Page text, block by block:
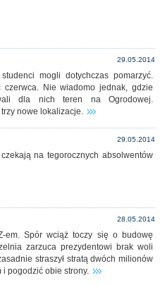
29.05.2014
mogli dotychczas pomarzyć.
Nie wiadomo jednak, gdzie
dla nich teren na Ogrodowej.
nowe lokalizacje.
29.05.2014
na tegorocznych absolwentów
28.05.2014
em. Spór wciąż toczy się o budowę
zarzuca prezydentowi brak woli
straszył stratą dwóch milionów
i pogodzić obie strony.